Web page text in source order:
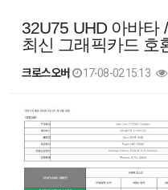
32U75 UHD 아바
최신 그래픽카드 호
크로스오버 17-08-02 15:13
본문